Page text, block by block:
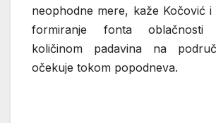
neophodne mere, kaže Kočović i
formiranje fonta
količinom padavina na
očekuje tokom popodneva.